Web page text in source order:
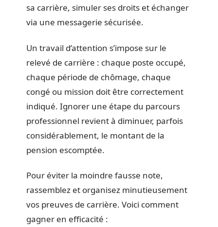
sa carrière, simuler ses droits et échanger
via une messagerie sécurisée.
Un travail d’attention s’impose sur le
relevé de carrière : chaque poste occupé,
chaque période de chômage, chaque
congé ou mission doit être correctement
indiqué. Ignorer une étape du parcours
professionnel revient à diminuer, parfois
considérablement, le montant de la
pension escomptée.
Pour éviter la moindre fausse note,
rassemblez et organisez minutieusement
vos preuves de carrière. Voici comment
gagner en efficacité :